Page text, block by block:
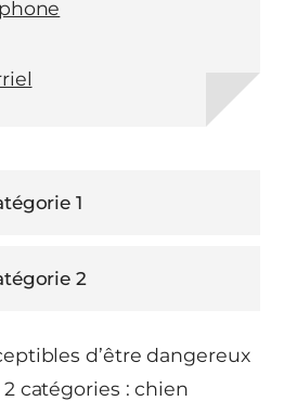
d’être dangereux
catégories : chien
1
2